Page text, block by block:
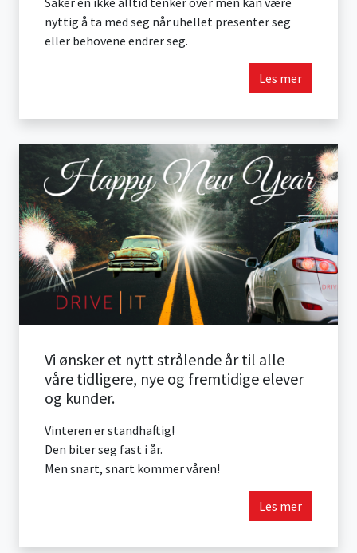
nyttig å ta med seg når uhellet presenter seg
eller behovene endrer seg.
Les mer
Vi ønsker et nytt strålende år til alle
våre tidligere, nye og fremtidige elever
og kunder.
Vinteren er standhaftig!
Den biter seg fast i år.
Men snart, snart kommer våren!
Les mer